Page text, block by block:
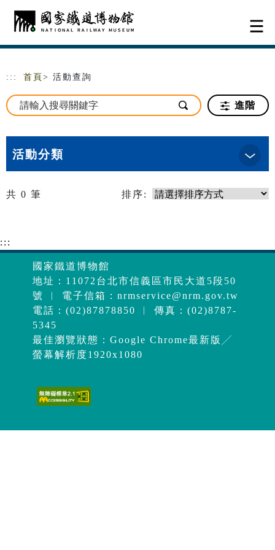
跳到主要內容
網站導覽
::: 首頁 > 活動查詢
進階
活動分類
共 0 筆 排序:
:::
國家鐵道博物館
地址：11072台北市信義區市民大道5段50
號 ︱ 電子信箱： nrmservice@nrm.gov.tw
電話：(02)87878850 ︱ 傳真：(02)8787-
5345
最佳瀏覽狀態：Google Chrome最新版╱
螢幕解析度1920x1080